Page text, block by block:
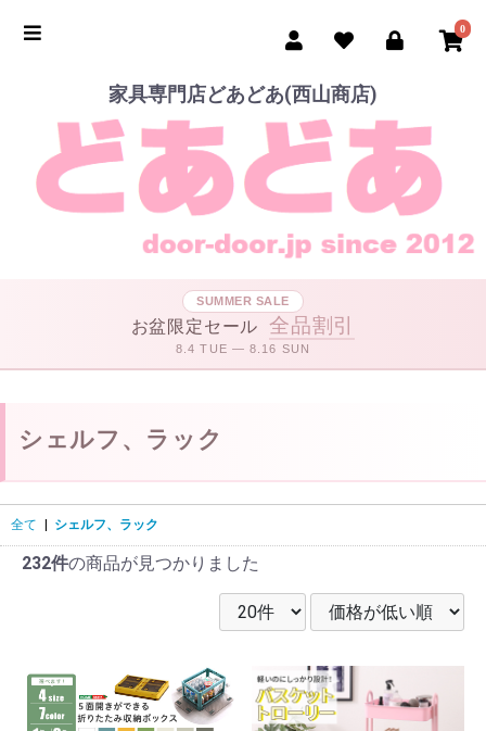
0
家具専門店どあどあ(西山商店)
SUMMER SALE
お盆限定セール 全品割引
8.4 TUE — 8.16 SUN
シェルフ、ラック
全て シェルフ、ラック
232件の商品が見つかりました